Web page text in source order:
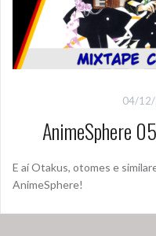
04/
AnimeSphere
E aí Otakus, otomes e
AnimeSphere!